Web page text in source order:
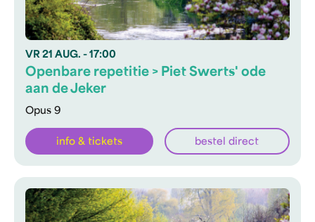
VR 21 AUG. - 17:00
Opus 9
Openbare repetitie > Piet Swerts' ode
aan de Jeker
info & tickets bestel direct